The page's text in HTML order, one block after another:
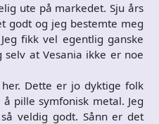
ute på markedet. Sju års
godt og jeg bestemte meg
fikk vel egentlig ganske
at Vesania ikke er noe
Dette er jo dyktige folk
pille symfonisk metal. Jeg
veldig godt. Sånn er det